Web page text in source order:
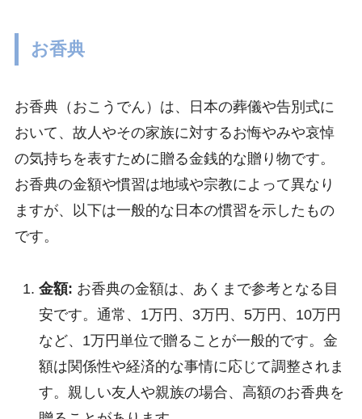
お香典
お香典（おこうでん）は、日本の葬儀や告別式に
おいて、故人やその家族に対するお悔やみや哀悼
の気持ちを表すために贈る金銭的な贈り物です。
お香典の金額や慣習は地域や宗教によって異なり
ますが、以下は一般的な日本の慣習を示したもの
です。
金額: お香典の金額は、あくまで参考となる目
安です。通常、1万円、3万円、5万円、10万円
など、1万円単位で贈ることが一般的です。金
額は関係性や経済的な事情に応じて調整されま
す。親しい友人や親族の場合、高額のお香典を